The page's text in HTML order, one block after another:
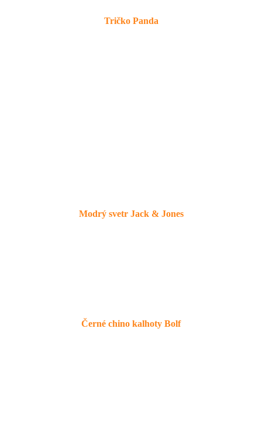
Tričko Panda
Modrý svetr Jack & Jones
Černé chino kalhoty Bolf